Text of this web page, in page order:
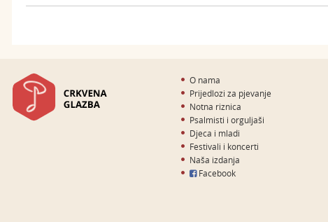
O nama
Prijedlozi za pjevanje
Notna riznica
Psalmisti i orguljaši
Djeca i mladi
Festivali i koncerti
Naša izdanja
Facebook